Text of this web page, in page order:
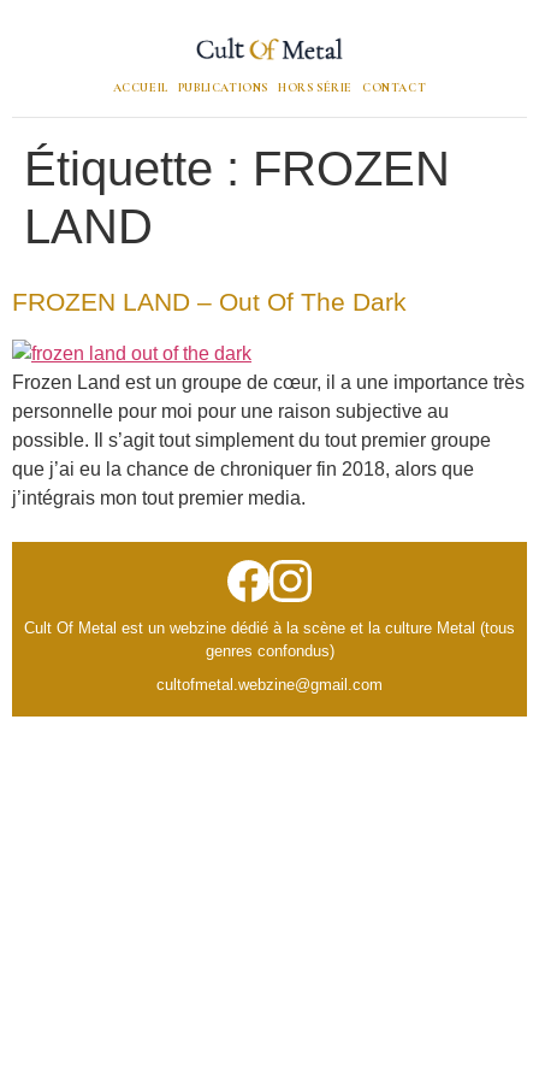
ACCUEIL PUBLICATIONS HORS SÉRIE CONTACT
Étiquette : FROZEN
LAND
FROZEN LAND – Out Of The Dark
Frozen Land est un groupe de cœur, il a une importance très
personnelle pour moi pour une raison subjective au
possible. Il s’agit tout simplement du tout premier groupe
que j’ai eu la chance de chroniquer fin 2018, alors que
j’intégrais mon tout premier media.
Cult Of Metal est un webzine dédié à la scène et la culture Metal (tous
genres confondus)
cultofmetal.webzine@gmail.com